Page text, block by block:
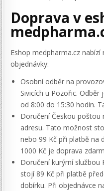
Doprava v
Eshop medpharma.cz
objednávky:
Osobní odběr na
Sivicích u Pozořic. Odběr
od 8:00 do 15:30 hodin.
Doručení Českou
adresu. Tato možnost
nebo 99 Kč při platbě na
1000 Kč je doprava
Doručení kurýrní
stojí 89 Kč při platbě
dobírku. Při objednávce